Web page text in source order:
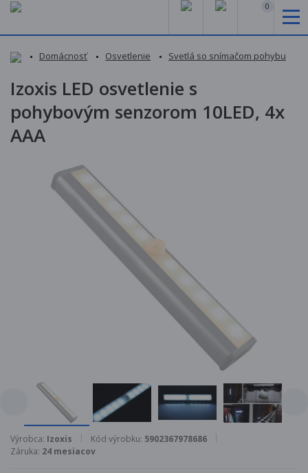
0
Domácnosť Osvetlenie Svetlá so snímačom pohybu
Izoxis LED osvetlenie s
pohybovým senzorom 10LED, 4x
AAA
Výrobca: Izoxis Kód výrobku: 5902367978686
Záruka: 24 mesiacov